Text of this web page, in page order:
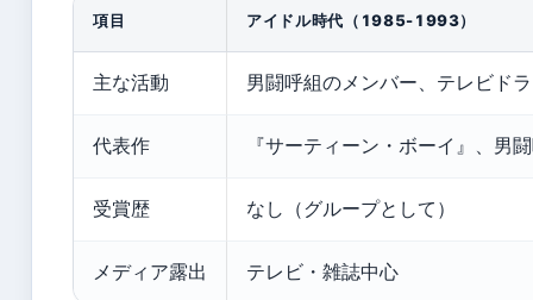
項目 アイドル時代（1985-1993）
主な活動 男闘呼組のメンバー、テレビド
代表作 『サーティーン・ボーイ』、男
受賞歴 なし（グループとして）
メディア露出 テレビ・雑誌中心